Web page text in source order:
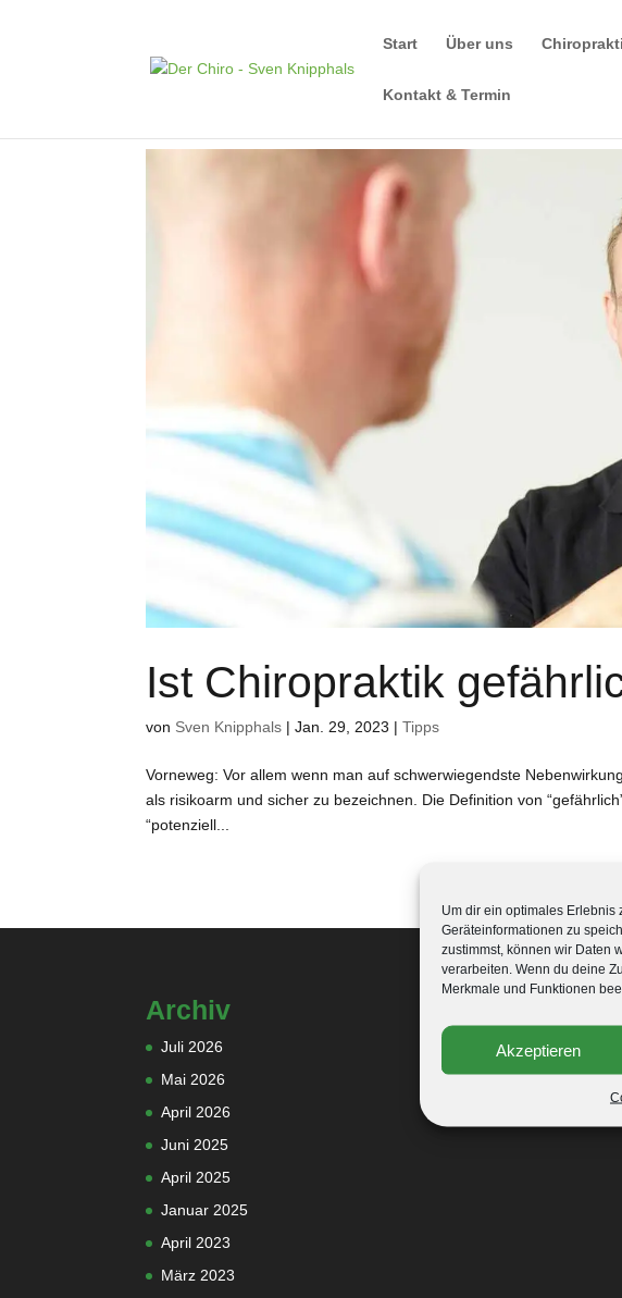
Um dir ein optimales Erlebnis
Geräteinformationen zu
zustimmst, können wir Daten
verarbeiten. Wenn du deine
Merkmale und Funktionen
Akzeptieren
Start Über uns
Kontakt & Termin
Ist Chiropraktik
von Sven Knipphals |Jan. 29, 2023 |Tipps
Vorneweg: Vor allem wenn man auf schwerwiegendste
als risikoarm und sicher zu bezeichnen. Die Definition von
“potenziell...
Archiv
Juli 2026
Mai 2026
April 2026
Juni 2025
April 2025
Januar 2025
April 2023
März 2023